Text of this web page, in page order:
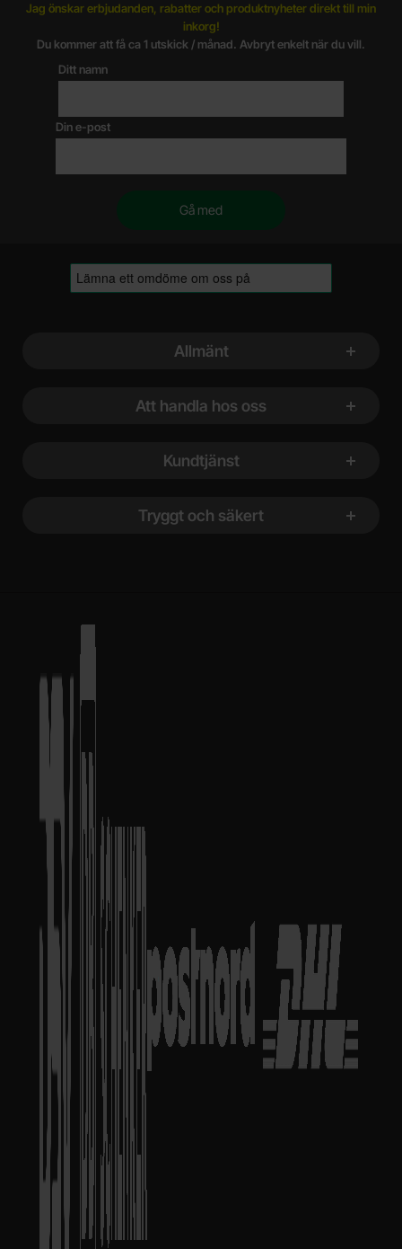
Jag önskar erbjudanden, rabatter och produktnyheter direkt till min
inkorg!
Du kommer att få ca 1 utskick / månad. Avbryt enkelt när du vill.
Ditt namn
Din e-post
Allmänt
Att handla hos oss
Kundtjänst
Tryggt och säkert